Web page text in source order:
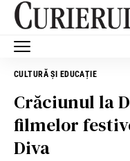
CULTURĂ ȘI EDUCAȚIE
Crăciunul la
filmelor
Diva